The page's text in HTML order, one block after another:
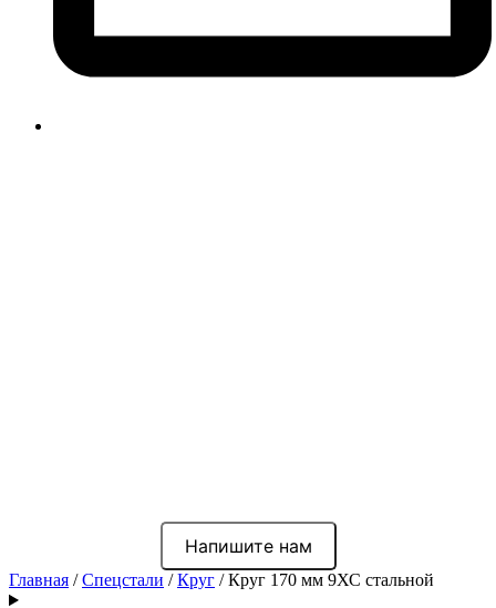
Напишите нам
Главная /Спецстали /Круг / Круг 170 мм 9ХС стальной